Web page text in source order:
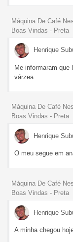
Máquina De Café
Boas Vindas - Preta
Henrique
Me informaram que
várzea
Máquina De Café
Boas Vindas - Preta
Henrique
O meu segue em
Máquina De Café
Boas Vindas - Preta
Henrique
A minha chegou